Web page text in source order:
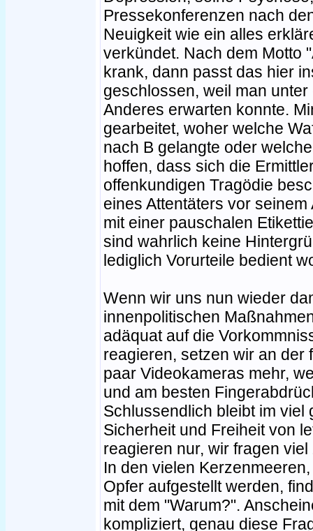
Pressekonferenzen nach
Neuigkeit wie ein alles
verkündet. Nach dem Motto
krank, dann passt das hier
geschlossen, weil man
Anderes erwarten konnte.
gearbeitet, woher welche
nach B gelangte oder
hoffen, dass sich die
offenkundigen Tragödie
eines Attentäters vor
mit einer pauschalen
sind wahrlich keine
lediglich Vorurteile bedient
Wenn wir uns nun wieder
innenpolitischen
adäquat auf die
reagieren, setzen wir an der
paar Videokameras mehr,
und am besten
Schlussendlich bleibt im viel
Sicherheit und Freiheit von
reagieren nur, wir fragen
In den vielen
Opfer aufgestellt werden,
mit dem "Warum?".
kompliziert, genau diese